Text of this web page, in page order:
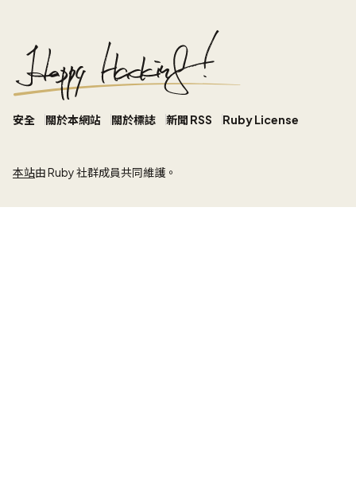
安全 關於本網站 關於標誌 新聞 RSS Ruby License
本站由 Ruby 社群成員共同維護。